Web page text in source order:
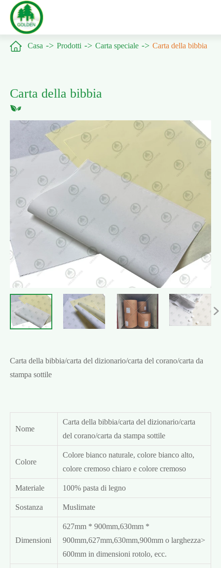
 Casa Prodotti Carta speciale Carta della bibbia
Carta della bibbia

Carta della bibbia/carta del dizionario/carta del corano/carta da
stampa sottile
Nome
Carta della bibbia/carta del dizionario/carta
del corano/carta da stampa sottile
Colore
Colore bianco naturale, colore bianco alto,
colore cremoso chiaro e colore cremoso
Materiale 100% pasta di legno
Sostanza Muslimate
Dimensioni
627mm * 900mm,630mm *
900mm,627mm,630mm,900mm o larghezza>
600mm in dimensioni rotolo, ecc.